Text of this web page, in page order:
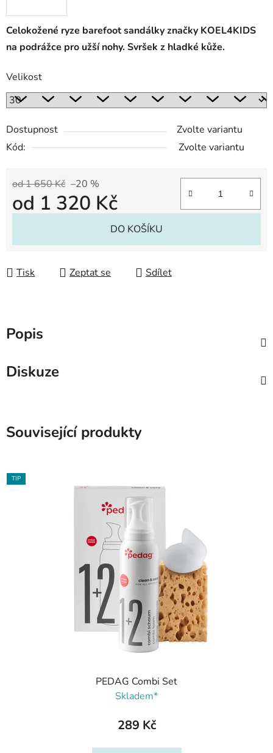
Celokožené ryze barefoot sandálky značky KOEL4KIDS
na podrážce pro užší nohy. Svršek z hladké kůže.
Velikost
Dostupnost
Zvolte variantu
Kód:
Zvolte variantu
od 1 650 Kč –20 %
od 1 320 Kč
DO KOŠÍKU
Tisk Zeptat se Sdílet
Popis
Diskuze
Související produkty
TIP
PEDAG Combi Set
Skladem*
289 Kč